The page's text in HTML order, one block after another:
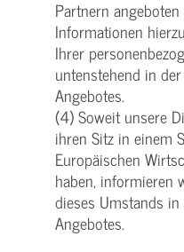
Partnern
Informationen
Ihrer
untenstehend in
Angebotes.
(4) Soweit unsere
ihren Sitz in einem
Europäischen
haben, informieren
dieses Umstands
Angebotes.